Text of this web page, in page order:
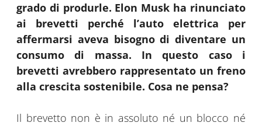
grado di produrle. Elon Musk ha rinunciato
ai brevetti perché l’auto elettrica per
affermarsi aveva bisogno di diventare un
consumo di massa. In questo caso i
brevetti avrebbero rappresentato un freno
alla crescita sostenibile. Cosa ne pensa?
Il brevetto non è in assoluto né un blocco né